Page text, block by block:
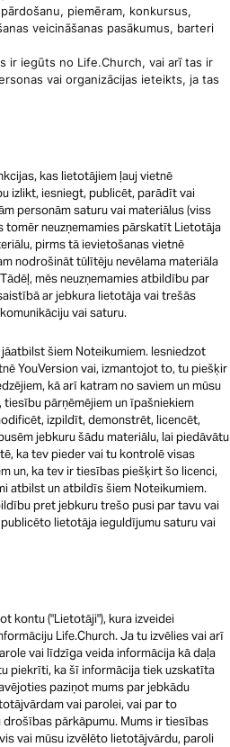
piemēram, konkursus,
veicināšanas pasākumus, barteri
ir iegūts no Life.Church, vai arī tas ir
vai organizācijas ieteikts, ja tas
kas lietotājiem ļauj vietnē
izlikt, iesniegt, publicēt, parādīt vai
personām saturu vai materiālus (viss
tomēr neuzņemamies pārskatīt Lietotāja
pirms tā ievietošanas vietnē
nodrošināt tūlītēju nevēlama materiāla
mēs neuzņemamies atbildību par
ar jebkura lietotāja vai trešās
vai saturu.
šiem Noteikumiem. Iesniedzot
YouVersion vai, izmantojot to, tu piešķir
kā arī katram no saviem un mūsu
pārņēmējiem un īpašniekiem
izpildīt, demonstrēt, licencēt,
jebkuru šādu materiālu, lai piedāvātu
ka tev pieder vai tu kontrolē visas
un, ka tev ir tiesības piešķirt šo licenci,
atbilst un atbildīs šiem Noteikumiem.
pret jebkuru trešo pusi par tavu vai
lietotāja ieguldījumu saturu vai
kontu ("Lietotāji"), kura izveidei
Life.Church. Ja tu izvēlies vai arī
vai līdzīga veida informācija kā daļa
piekrīti, ka šī informācija tiek uzskatīta
paziņot mums par jebkādu
vai parolei, vai par to
drošības pārkāpumu. Mums ir tiesības
vai mūsu izvēlēto lietotājvārdu, paroli